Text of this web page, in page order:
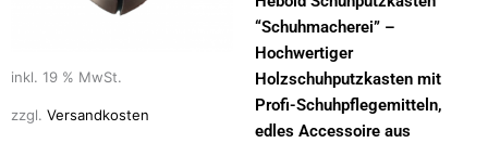
inkl. 19 % MwSt.
zzgl. Versandkosten
“Schuhmacherei” –
Hochwertiger
Holzschuhputzkasten mit
Profi-Schuhpflegemitteln,
edles Accessoire aus